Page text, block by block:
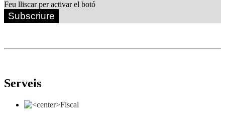
Feu lliscar per activar el botó
Subscriure
Serveis